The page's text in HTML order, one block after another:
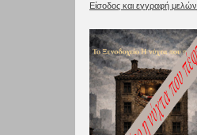
Είσοδος και εγγραφή μελών